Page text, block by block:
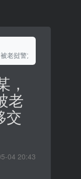
老挝警方抓获，已移交
，
老
交
04 20:43